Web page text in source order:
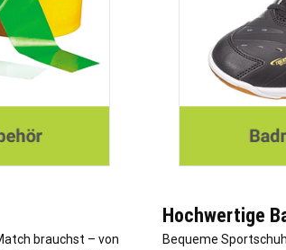
brauchst – von
Hochwertige
Bequeme